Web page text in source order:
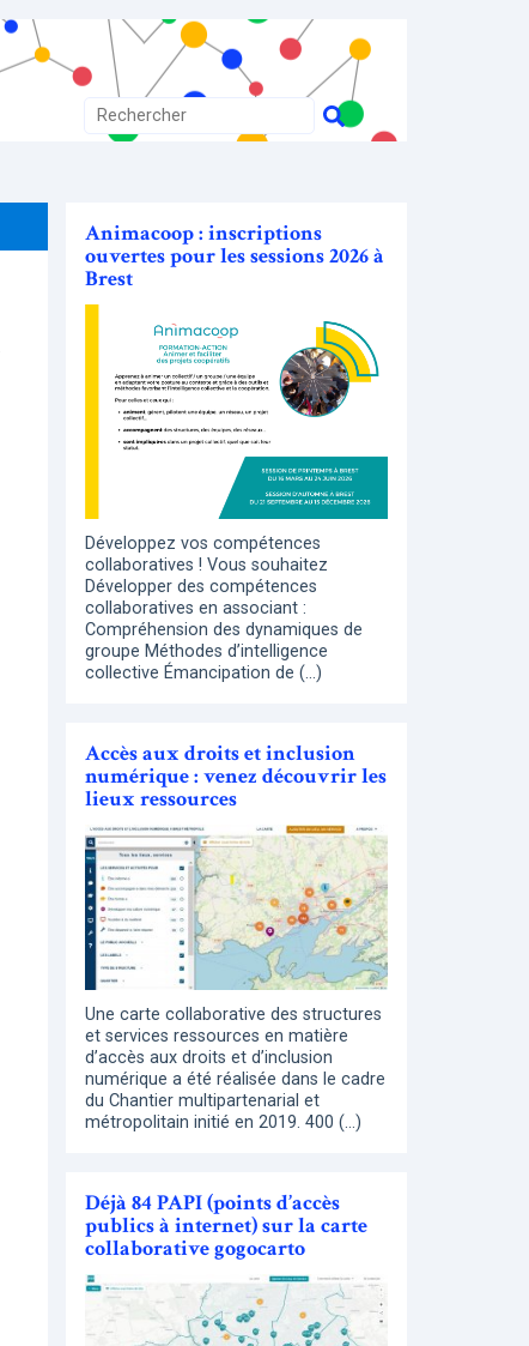
Animacoop : inscriptions
ouvertes pour les sessions 2026 à
Brest
Développez vos compétences
collaboratives ! Vous souhaitez
Développer des compétences
collaboratives en associant :
Compréhension des dynamiques de
groupe Méthodes d’intelligence
collective Émancipation de (…)
Accès aux droits et inclusion
numérique : venez découvrir les
lieux ressources
Une carte collaborative des structures
et services ressources en matière
d’accès aux droits et d’inclusion
numérique a été réalisée dans le cadre
du Chantier multipartenarial et
métropolitain initié en 2019. 400 (…)
Déjà 84 PAPI (points d’accès
publics à internet) sur la carte
collaborative gogocarto